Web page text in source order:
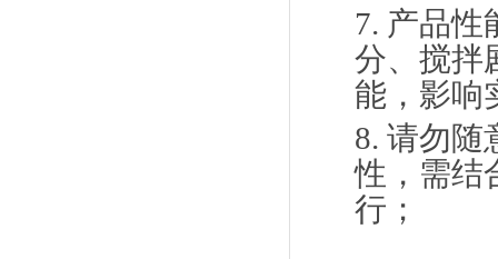
7. 产品性
分、搅拌
能 ，影
8. 请勿随
性，需结
行；